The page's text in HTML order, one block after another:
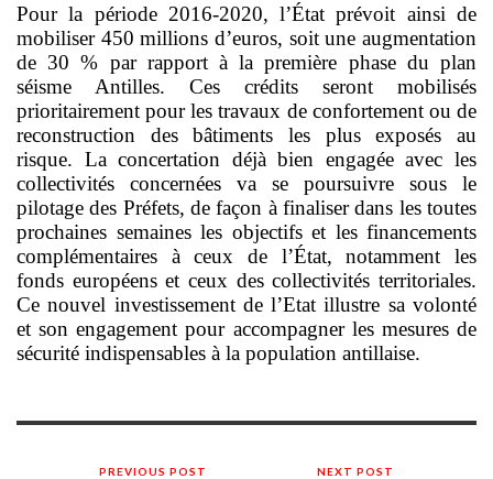
Pour la période 2016-2020, l’État prévoit ainsi de
mobiliser 450 millions d’euros, soit une augmentation
de 30 % par rapport à la première phase du plan
séisme Antilles. Ces crédits seront mobilisés
prioritairement pour les travaux de confortement ou de
reconstruction des bâtiments les plus exposés au
risque. La concertation déjà bien engagée avec les
collectivités concernées va se poursuivre sous le
pilotage des Préfets, de façon à finaliser dans les toutes
prochaines semaines les objectifs et les financements
complémentaires à ceux de l’État, notamment les
fonds européens et ceux des collectivités territoriales.
Ce nouvel investissement de l’Etat illustre sa volonté
et son engagement pour accompagner les mesures de
sécurité indispensables à la population antillaise.
PREVIOUS POST NEXT POST